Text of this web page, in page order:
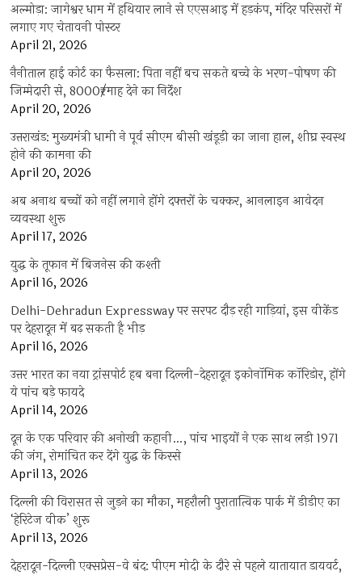
अल्मोड़ा: जागेश्वर धाम में हथियार लाने से एएसआइ में हड़कंप, मंदिर परिसरों में
लगाए गए चेतावनी पोस्टर
April 21, 2026
नैनीताल हाई कोर्ट का फैसला: पिता नहीं बच सकते बच्चे के भरण-पोषण की
जिम्मेदारी से, 8000₹/माह देने का निर्देश
April 20, 2026
उत्तराखंड: मुख्यमंत्री धामी ने पूर्व सीएम बीसी खंडूड़ी का जाना हाल, शीघ्र स्वस्थ
होने की कामना की
April 20, 2026
अब अनाथ बच्चों को नहीं लगाने होंगे दफ्तरों के चक्कर, आनलाइन आवेदन
व्यवस्था शुरू
April 17, 2026
युद्ध के तूफान में बिजनेस की कश्ती
April 16, 2026
Delhi-Dehradun Expressway पर सरपट दौड़ रही गाड़ियां, इस वीकेंड
पर देहरादून में बढ़ सकती है भीड़
April 16, 2026
उत्तर भारत का नया ट्रांसपोर्ट हब बना दिल्ली-देहरादून इकोनॉमिक कॉरिडोर, होंगे
ये पांच बड़े फायदे
April 14, 2026
दून के एक परिवार की अनोखी कहानी…, पांच भाइयों ने एक साथ लड़ी 1971
की जंग, रोमांचित कर देंगे युद्ध के किस्से
April 13, 2026
दिल्ली की विरासत से जुड़ने का मौका, महरौली पुरातात्विक पार्क में डीडीए का
‘हेरिटेज वीक’ शुरू
April 13, 2026
देहरादून-दिल्ली एक्सप्रेस-वे बंद: पीएम मोदी के दौरे से पहले यातायात डायवर्ट,